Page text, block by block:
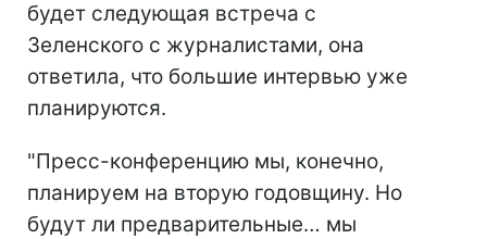
будет следующая встреча с
Зеленского с журналистами, она
ответила, что большие интервью уже
планируются.
"Пресс-конференцию мы, конечно,
планируем на вторую годовщину. Но
будут ли предварительные… мы